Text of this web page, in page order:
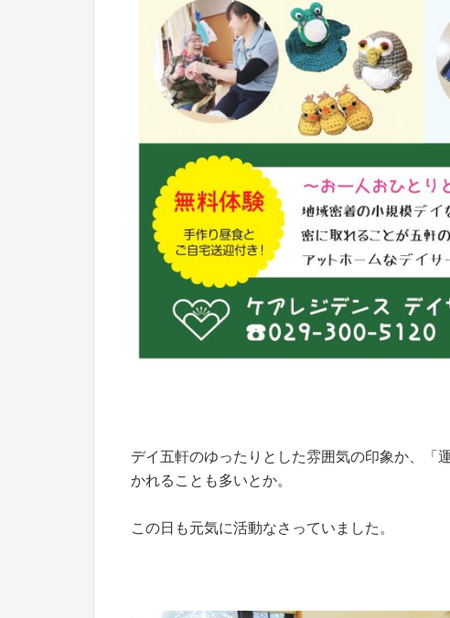
デイ五軒のゆったりとした雰囲気の印象か、「
かれることも多いとか。
この日も元気に活動なさっていました。